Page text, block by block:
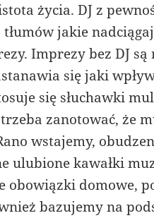
życia. DJ z
jakie
Imprezy bez DJ są
się jaki
się słuchawki
zanotować, że
wstajemy,
ulubione kawałki
obowiązki domowe,
bazujemy na